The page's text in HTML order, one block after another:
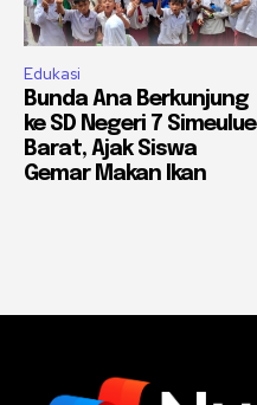
Edukasi
Bunda Ana Berkunjung
ke SD Negeri 7 Simeulue
Barat, Ajak Siswa
Gemar Makan Ikan